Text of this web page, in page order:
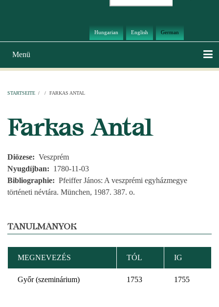
Hungarian English German
Hauptnavigation
Menü
STARTSEITE / / FARKAS ANTAL
Farkas Antal
Diözese
Veszprém
Nyugdíjban
1780-11-03
Bibliographie
Pfeiffer János: A veszprémi egyházmegye
történeti névtára. München, 1987. 387. o.
TANULMÁNYOK
MEGNEVEZÉS TÓL IG
Győr (szeminárium) 1753 1755